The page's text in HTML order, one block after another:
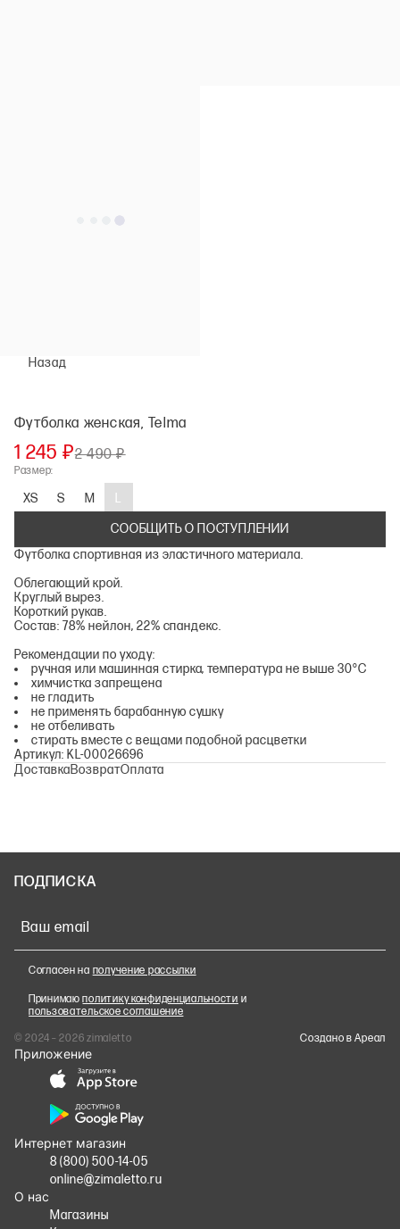
Назад
Футболка женская, Telma
1 245 ₽2 490 ₽
Размер:
XS S M
L
СООБЩИТЬ О ПОСТУПЛЕНИИ
Футболка спортивная из эластичного материала.
Облегающий крой.
Круглый вырез.
Короткий рукав.
Состав: 78% нейлон, 22% спандекс.
Рекомендации по уходу:
ручная или машинная стирка, температура не выше 30°C
химчистка запрещена
не гладить
не применять барабанную сушку
не отбеливать
стирать вместе с вещами подобной расцветки
Артикул: KL-00026696
ДоставкаВозвратОплата
ПОДПИСКА
Ваш email
Согласен на получение рассылки
Принимаюполитику конфиденциальности и
пользовательское соглашение
© 2024 – 2026 zimaletto
Cоздано в Ареал
Приложение
Интернет магазин
8 (800) 500-14-05
online@zimaletto.ru
О нас
Магазины